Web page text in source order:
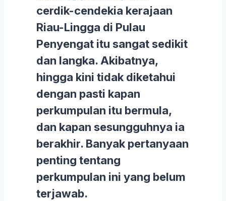
cerdik-cendekia kerajaan
Riau-Lingga di Pulau
Penyengat itu sangat sedikit
dan langka. Akibatnya,
hingga kini tidak diketahui
dengan pasti kapan
perkumpulan itu bermula,
dan kapan sesungguhnya ia
berakhir. Banyak pertanyaan
penting tentang
perkumpulan ini yang belum
terjawab.